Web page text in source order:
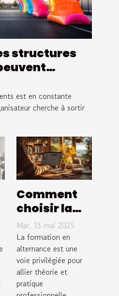
structures
visibilité
est en constante
cherche à sortir
Comment
choisir la
bonne
formation
en
alternance
pour votre
carrière
Mar. 13 mai 2025
La formation en
alternance est une
voie privilégiée pour
allier théorie et
pratique